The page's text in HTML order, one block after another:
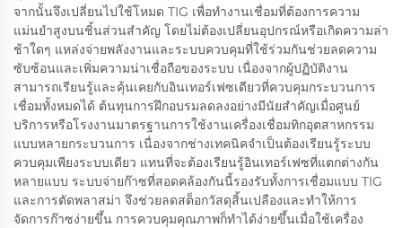
จากนั้นจึงเปลี่ยนไปใช้โหมด TIG เพื่อทำงานเชื่อมที่ต้องการความ
แม่นยำสูงบนชิ้นส่วนสำคัญ โดยไม่ต้องเปลี่ยนอุปกรณ์หรือเกิดความล่า
ช้าใดๆ แหล่งจ่ายพลังงานและระบบควบคุมที่ใช้ร่วมกันช่วยลดความ
ซับซ้อนและเพิ่มความน่าเชื่อถือของระบบ เนื่องจากผู้ปฏิบัติงาน
สามารถเรียนรู้และคุ้นเคยกับอินเทอร์เฟซเดียวที่ควบคุมกระบวนการ
เชื่อมทั้งหมดได้ ต้นทุนการฝึกอบรมลดลงอย่างมีนัยสำคัญเมื่อศูนย์
บริการหรือโรงงานมาตรฐานการใช้งานเครื่องเชื่อมทิกอุตสาหกรรม
แบบหลายกระบวนการ เนื่องจากช่างเทคนิคจำเป็นต้องเรียนรู้ระบบ
ควบคุมเพียงระบบเดียว แทนที่จะต้องเรียนรู้อินเทอร์เฟซที่แตกต่างกัน
หลายแบบ ระบบจ่ายก๊าซที่สอดคล้องกันนี้รองรับทั้งการเชื่อมแบบ TIG
และการตัดพลาสม่า จึงช่วยลดสต็อกวัสดุสิ้นเปลืองและทำให้การ
จัดการก๊าซง่ายขึ้น การควบคุมคุณภาพก็ทำได้ง่ายขึ้นเมื่อใช้เครื่อง